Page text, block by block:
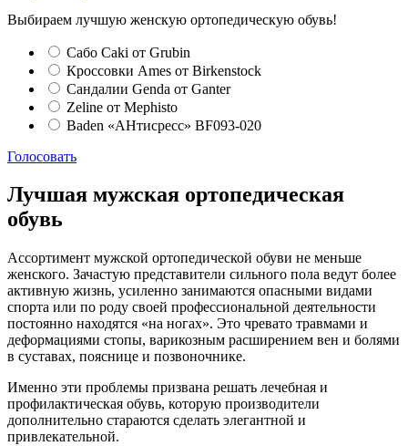
Выбираем лучшую женскую ортопедическую обувь!
Сабо Caki от Grubin
Кроссовки Ames от Birkenstock
Сандалии Genda от Ganter
Zeline от Mephisto
Baden «АНтисресс» BF093-020
Голосовать
Лучшая мужская ортопедическая
обувь
Ассортимент мужской ортопедической обуви не меньше
женского. Зачастую представители сильного пола ведут более
активную жизнь, усиленно занимаются опасными видами
спорта или по роду своей профессиональной деятельности
постоянно находятся «на ногах». Это чревато травмами и
деформациями стопы, варикозным расширением вен и болями
в суставах, пояснице и позвоночнике.
Именно эти проблемы призвана решать лечебная и
профилактическая обувь, которую производители
дополнительно стараются сделать элегантной и
привлекательной.